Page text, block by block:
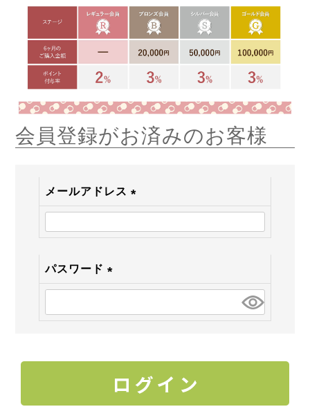
会員登録がお済みのお客様
メールアドレス
(必
須)
パスワード
(必